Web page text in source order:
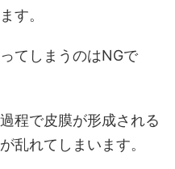
す。
てしまうのはNGで
程で皮膜が形成される
乱れてしまいます。